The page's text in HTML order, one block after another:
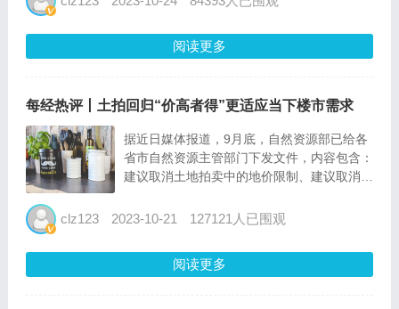
市房价实...
阅读更多
每经热评丨土拍回归“价高者得”更适应当下楼市需求
据近日媒体报道，9月底，自然资源部已给各
省市自然资源主管部门下发文件，内容包含：
建议取消土地拍卖中的地价限制、建议取消远
测，近期已有成都、济南、合肥等地相继落
心城区商品住宅用...
clz123 2023-10-21 127121人已围观
阅读更多